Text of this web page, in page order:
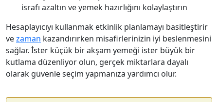
israfı azaltın ve yemek hazırlığını kolaylaştırın
Hesaplayıcıyı kullanmak etkinlik planlamayı basitleştirir
vezaman kazandırırken misafirlerinizin iyi beslenmesini
sağlar. İster küçük bir akşam yemeği ister büyük bir
kutlama düzenliyor olun, gerçek miktarlara dayalı
olarak güvenle seçim yapmanıza yardımcı olur.